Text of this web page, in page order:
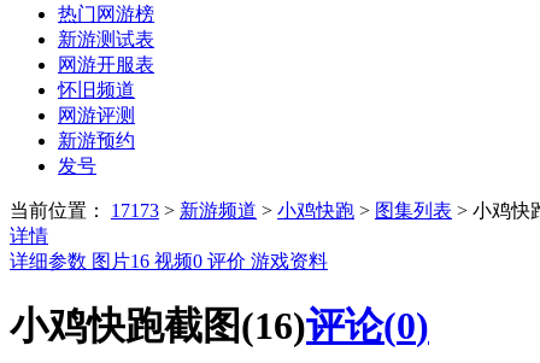
热门网游榜
新游测试表
网游开服表
怀旧频道
网游评测
新游预约
发号
当前位置： 17173 > 新游频道 > 小鸡快跑 > 图集列表 > 小鸡快
详情
详细参数 图片16 视频0 评价 游戏资料
小鸡快跑截图(16)评论(0)